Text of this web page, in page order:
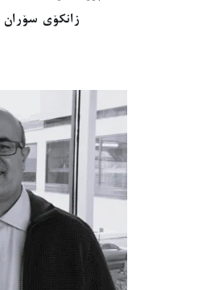
زانکۆی